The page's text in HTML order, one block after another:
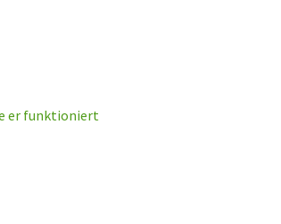
er funktioniert